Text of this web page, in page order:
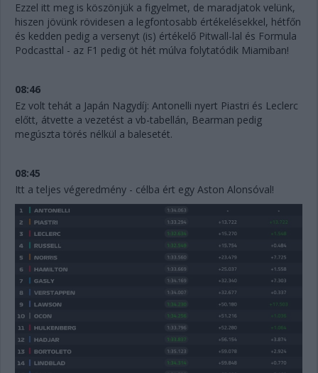
Ezzel itt meg is köszönjük a figyelmet, de maradjatok velünk,
hiszen jövünk rövidesen a legfontosabb értékelésekkel, hétfőn
és kedden pedig a versenyt (is) értékelő Pitwall-lal és Formula
Podcasttal - az F1 pedig öt hét múlva folytatódik Miamiban!
08:46
Ez volt tehát a Japán Nagydíj: Antonelli nyert Piastri és Leclerc
előtt, átvette a vezetést a vb-tabellán, Bearman pedig
megúszta törés nélkül a balesetét.
08:45
Itt a teljes végeredmény - célba ért egy Aston Alonsóval!